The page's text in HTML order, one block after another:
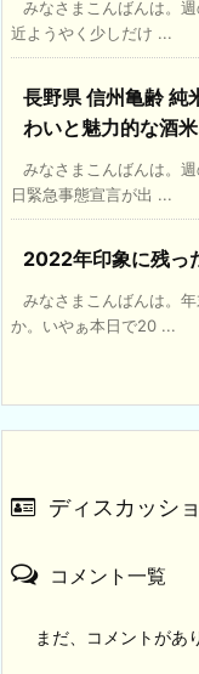
みなさまこんばんは。
近ようやく少しだけ ...
長野県 信州亀齢
わいと魅力的な酒
みなさまこんばんは。
日緊急事態宣言が出 ...
2022年印象に残っ
みなさまこんばんは。
か。いやぁ本日で20 ...
ディスカッシ
コメント一覧
まだ、コメントがあ